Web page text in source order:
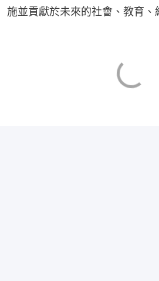
施並貢獻於未來的社會、教育、